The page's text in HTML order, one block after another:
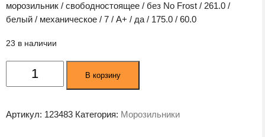
морозильник / свободностоящее / без No Frost / 261.0 /
белый / механическое / 7 / A+ / да / 175.0 / 60.0
23 в наличии
Количество
товара
DSZ
В корзину
Артикул: 123483 Категория: Морозильники